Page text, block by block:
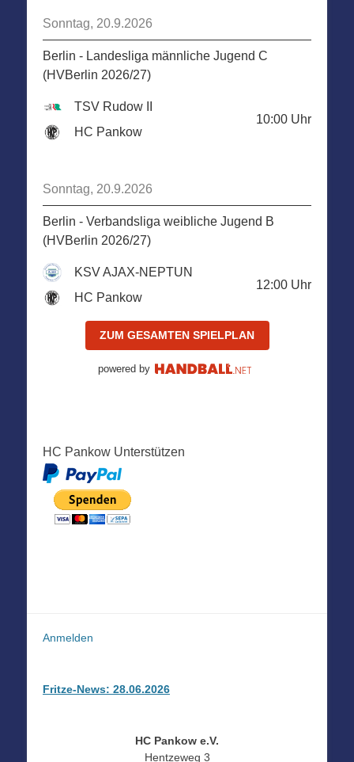
Sonntag, 20.9.2026
Berlin - Landesliga männliche Jugend C
(HVBerlin 2026/27)
TSV Rudow II
HC Pankow
10:00 Uhr
Sonntag, 20.9.2026
Berlin - Verbandsliga weibliche Jugend B
(HVBerlin 2026/27)
KSV AJAX-NEPTUN
HC Pankow
12:00 Uhr
ZUM GESAMTEN SPIELPLAN
powered by
HC Pankow Unterstützen
Anmelden
Fritze-News: 28.06.2026
HC Pankow e.V.
Hentzeweg 3